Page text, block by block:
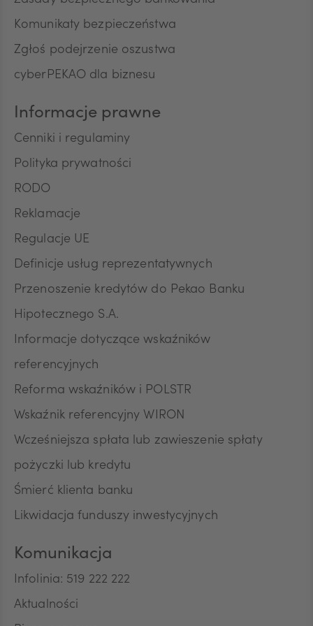
poziomu wykształcenia oraz posiadanych
produktów finansowych. Niniejszą zgodę składam
poinformowany/a/ o prawie do jej wycofania w
wycofanie zgody nie wpływa na zgodność z
prawem przetwarzania, którego dokonano na
podstawie zgody przed jej wycofaniem.
Komunikaty bezpieczeństwa
Zgłoś podejrzenie oszustwa
cyberPEKAO dla biznesu
Informacje prawne
Cenniki i regulaminy
Polityka prywatności
RODO
Reklamacje
Regulacje UE
Definicje usług reprezentatywnych
Przenoszenie kredytów do Pekao Banku
Hipotecznego S.A.
Informacje dotyczące wskaźników
referencyjnych
Reforma wskaźników i POLSTR
Wskaźnik referencyjny WIRON
Wcześniejsza spłata lub zawieszenie spłaty
pożyczki lub kredytu
Śmierć klienta banku
Likwidacja funduszy inwestycyjnych
Komunikacja
Infolinia: 519 222 222
Aktualności